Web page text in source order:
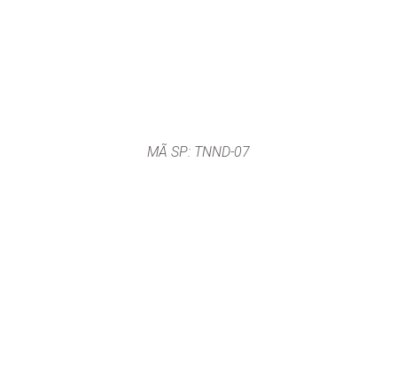
MÃ SP: TNND-07